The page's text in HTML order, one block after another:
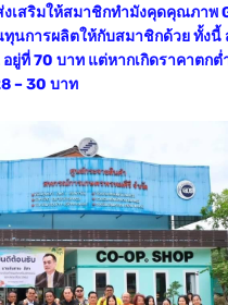
เสริมให้สมาชิกทำมังคุดคุณภาพ
นการผลิตให้กับสมาชิกด้วย ทั้ง
ยู่ที่ 70 บาท แต่หากเกิดราคาตก
– 30 บาท